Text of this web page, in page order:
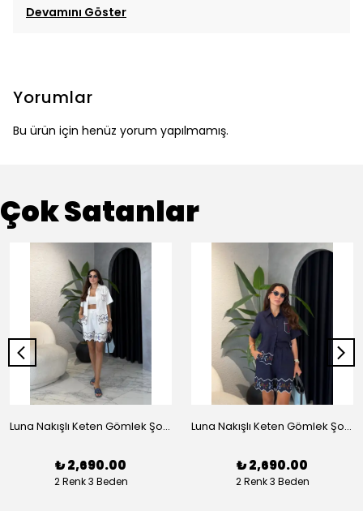
Devamını Göster
Yorumlar
Bu ürün için henüz yorum yapılmamış.
Çok Satanlar
Luna Nakışlı Keten Gömlek Şort Takım - Beyaz
₺ 2,690.00
2 Renk 3 Beden
Luna Nakışlı Keten Gömlek Şort Takım - Lacivert
₺ 2,690.00
2 Renk 3 Beden